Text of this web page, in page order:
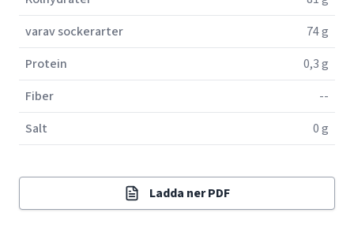
varav sockerarter
74 g
Protein
0,3 g
Fiber
--
Salt
0 g
Ladda ner PDF